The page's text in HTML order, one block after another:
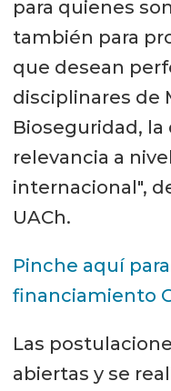
para quienes
también para
que desean
disciplinares de
Bioseguridad,
relevancia a
internacional",
UACh.
Pinche aquí
financiamiento
Las
abiertas y se